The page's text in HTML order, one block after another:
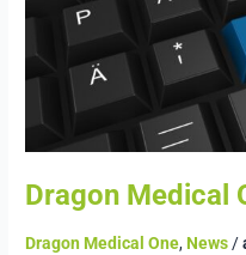
Dragon Medical
Dragon Medical One,News/